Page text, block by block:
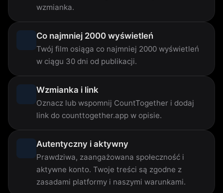
wzmianka.
Co najmniej 2000 wyświetleń
Twój film osiąga co najmniej 2000 wyświetleń
w ciągu 30 dni od publikacji.
Wzmianka i link
Oznacz lub wspomnij CountTogether i dodaj
link do counttogether.app w opisie.
Autentyczny i aktywny
Prawdziwa, zaangażowana społeczność i
aktywne konto. Twoje treści są zgodne z
zasadami platformy i naszymi warunkami.